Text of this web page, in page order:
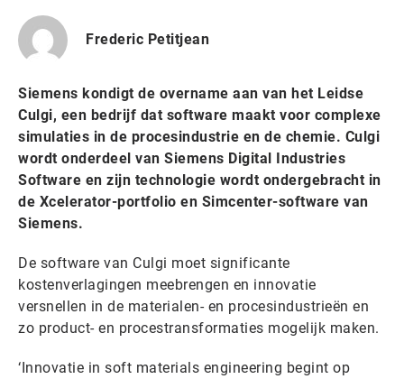
Frederic Petitjean
Siemens kondigt de overname aan van het Leidse
Culgi, een bedrijf dat software maakt voor complexe
simulaties in de procesindustrie en de chemie. Culgi
wordt onderdeel van Siemens Digital Industries
Software en zijn technologie wordt ondergebracht in
de Xcelerator-portfolio en Simcenter-software van
Siemens.
De software van Culgi moet significante
kostenverlagingen meebrengen en innovatie
versnellen in de materialen- en procesindustrieën en
zo product- en procestransformaties mogelijk maken.
‘Innovatie in soft materials engineering begint op